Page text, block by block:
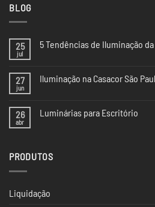
BLOG
25
jul
5 Tendências de Iluminação da
da
CASACOR
27
jun
Iluminação na Casacor São
Iluminação
2024
26
abr
Luminárias para Escritório
para
PRODUTOS
Liquidação